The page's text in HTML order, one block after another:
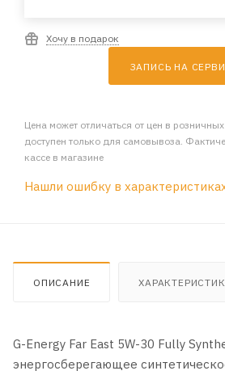
Хочу в подарок
ЗАПИСЬ НА
Цена может отличаться от цен в
доступен только для самовывоза.
кассе в магазине
Нашли ошибку в
ОПИСАНИЕ
G-Energy Far East 5W-30 Fully
энергосберегающее